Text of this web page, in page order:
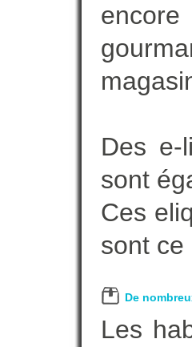
Des e-
sont
Ces
sont ce
De
Les